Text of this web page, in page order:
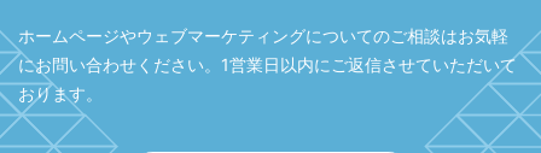
ホームページやウェブマーケティングについてのご相談はお気軽
にお問い合わせください。 1営業日以内にご返信させていただいて
おります。